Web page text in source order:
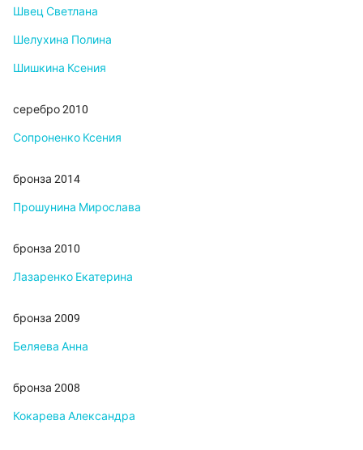
Швец Светлана
Шелухина Полина
Шишкина Ксения
серебро 2010
Сопроненко Ксения
бронза 2014
Прошунина Мирослава
бронза 2010
Лазаренко Екатерина
бронза 2009
Беляева Анна
бронза 2008
Кокарева Александра